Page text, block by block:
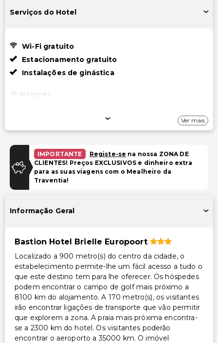
Serviços do Hotel
Wi-Fi gratuito
Estacionamento gratuito
Instalações de ginástica
Estacionamento
Estacionamento gratuito
Instalações
TV em áreas comuns
Instalações de ginástica
Troca de lençóis (mediante solicitação)
Check-out expresso
Cofre na recepção
Serviço de limpeza sob pedido
Equipa multilíngue
Serviço de lavanderia
Check-in expresso
Serviço de lavanderia/lavagem a seco
Ver mais
IMPORTANTE Registe-se na nossa ZONA DE
CLIENTES! Preços EXCLUSIVOS e dinheiro extra
para as suas viagens com o Mealheiro da
Traventia!
Informação Geral
Bastion Hotel Brielle Europoort
Localizado a 900 metro(s) do centro da cidade, o
estabelecimento permite-lhe um fácil acesso a tudo o
que este destino tem para lhe oferecer. Os hóspedes
podem encontrar o campo de golf mais próximo a
8100 km do alojamento. A 170 metro(s), os visitantes
irão encontrar ligações de transporte que vão permitir
que explorem a zona. A praia mais próxima encontra-
se a 2300 km do hotel. Os visitantes poderão
encontrar o aeroporto a 35000 km. O imóvel